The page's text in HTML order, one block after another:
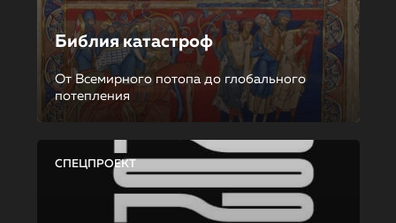
Библия катастроф
От Всемирного потопа до глобального
потепления
СПЕЦПРОЕКТ